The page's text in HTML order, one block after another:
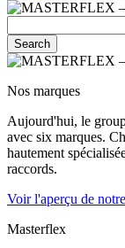
Search
Nos marques
Aujourd'hui, le
avec six marques.
hautement
raccords.
Voir l'aperçu de
Masterflex